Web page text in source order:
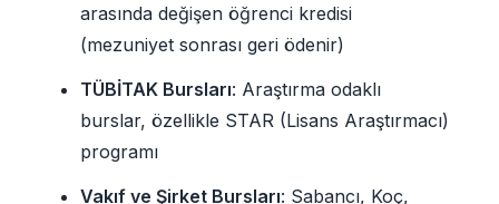
arasında değişen öğrenci kredisi
(mezuniyet sonrası geri ödenir)
TÜBİTAK Bursları: Araştırma odaklı
burslar, özellikle STAR (Lisans Araştırmacı)
programı
Vakıf ve Şirket Bursları: Sabancı, Koç,